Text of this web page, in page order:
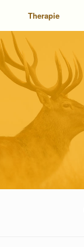
Therapie